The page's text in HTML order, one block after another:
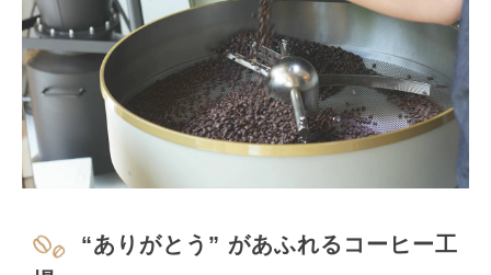
“ありがとう” があふれるコーヒー工